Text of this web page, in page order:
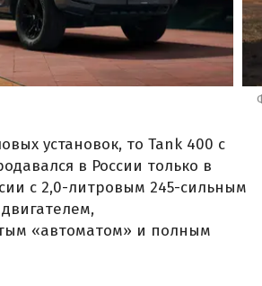
установок, то Tank 400 с
в России только в
с 2,0-литровым 245-сильным
«автоматом» и полным